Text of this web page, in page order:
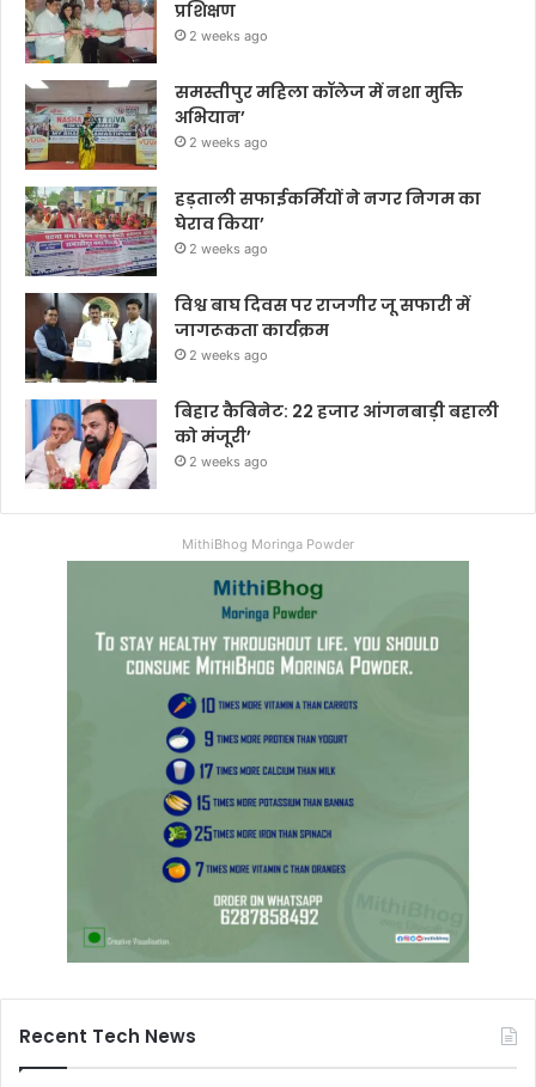
प्रशिक्षण
2 weeks ago
समस्तीपुर महिला कॉलेज में नशा मुक्ति
अभियान’
2 weeks ago
हड़ताली सफाईकर्मियों ने नगर निगम का
घेराव किया’
2 weeks ago
विश्व बाघ दिवस पर राजगीर जू सफारी में
जागरूकता कार्यक्रम
2 weeks ago
बिहार कैबिनेट: 22 हजार आंगनबाड़ी बहाली
को मंजूरी’
2 weeks ago
MithiBhog Moringa Powder
Recent Tech News